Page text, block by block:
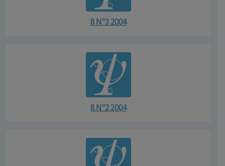
8 Nº3 2004
8 Nº2 2004